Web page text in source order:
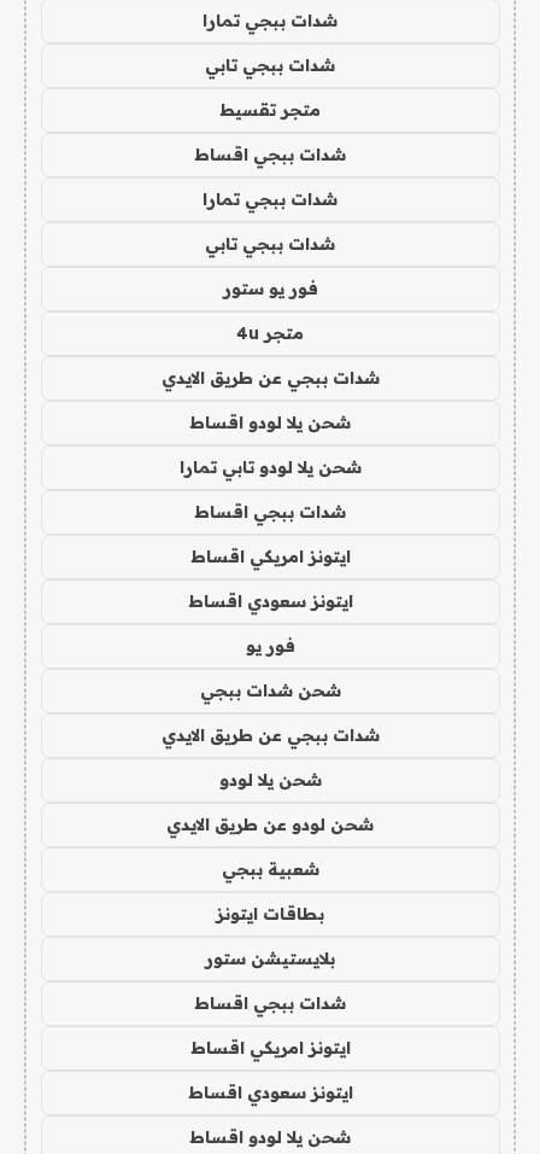
شدات ببجي تمارا
شدات ببجي تابي
متجر تقسيط
شدات ببجي اقساط
شدات ببجي تمارا
شدات ببجي تابي
فور يو ستور
متجر 4u
شدات ببجي عن طريق الايدي
شحن يلا لودو اقساط
شحن يلا لودو تابي تمارا
شدات ببجي اقساط
ايتونز امريكي اقساط
ايتونز سعودي اقساط
فور يو
شحن شدات ببجي
شدات ببجي عن طريق الايدي
شحن يلا لودو
شحن لودو عن طريق الايدي
شعبية ببجي
بطاقات ايتونز
بلايستيشن ستور
شدات ببجي اقساط
ايتونز امريكي اقساط
ايتونز سعودي اقساط
شحن يلا لودو اقساط